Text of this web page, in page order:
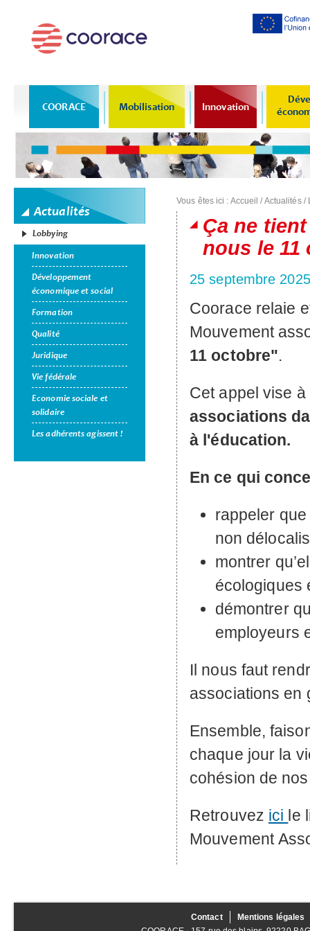
COORACE Mobilisation Innovation
Actualités
Lobbying
Innovation
Développement
économique et social
Formation
Qualité
Juridique
Vie fédérale
Economie sociale et
solidaire
Les adhérents agissent !
Vous êtes ici : Accueil /Actualités/
Ça ne
nous le 11
25 septembre 2025
Coorace relaie
Mouvement
11 octobre".
Cet appel vise
associations
à l'éducation.
En ce qui
rappeler
non
montrer
écologiques
démontrer
employeurs
Il nous faut
associations en
Ensemble,
chaque jour la
cohésion de
Retrouvez ici le
Mouvement
Contact
Mentions légales